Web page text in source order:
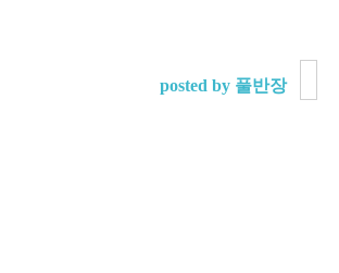
posted by 풀반장